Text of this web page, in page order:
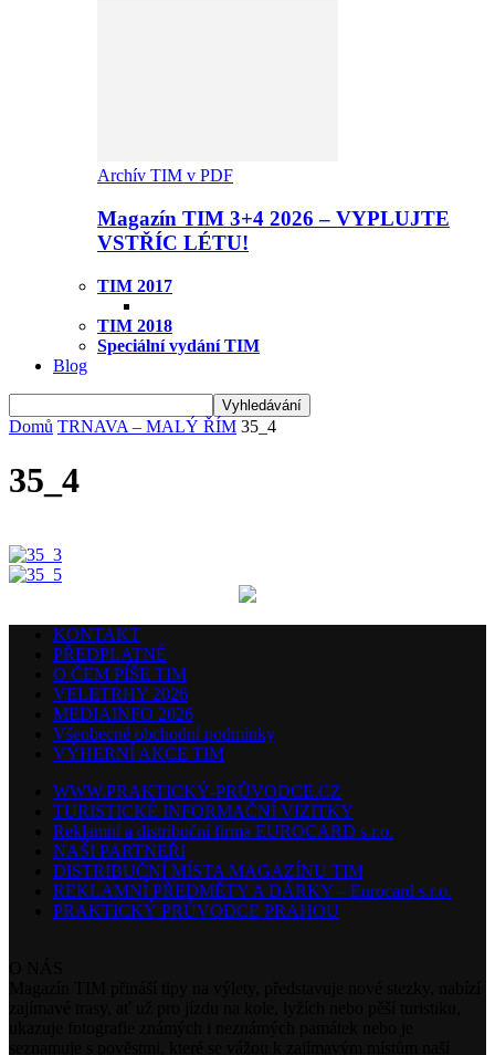
Archív TIM v PDF
Magazín TIM 3+4 2026 – VYPLUJTE
VSTŘÍC LÉTU!
TIM 2017
TIM 2018
Speciální vydání TIM
Blog
Domů TRNAVA – MALÝ ŘÍM 35_4
35_4
KONTAKT
PŘEDPLATNÉ
O ČEM PÍŠE TIM
VELETRHY 2026
MEDIAINFO 2026
Všeobecné obchodní podmínky
VÝHERNÍ AKCE TIM
WWW.PRAKTICKÝ-PRŮVODCE.CZ
TURISTICKÉ INFORMAČNÍ VIZITKY
Reklamní a distribuční firma EUROCARD s.r.o.
NAŠI PARTNEŘI
DISTRIBUČNÍ MÍSTA MAGAZÍNU TIM
REKLAMNÍ PŘEDMĚTY A DÁRKY – Eurocard s.r.o.
PRAKTICKÝ PRŮVODCE PRAHOU